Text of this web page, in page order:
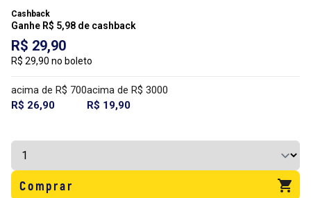
Cashback
Ganhe R$ 5,98 de cashback
R$ 29,90
R$ 29,90 no boleto
acima de R$ 700
R$ 26,90
acima de R$ 3000
R$ 19,90
Comprar